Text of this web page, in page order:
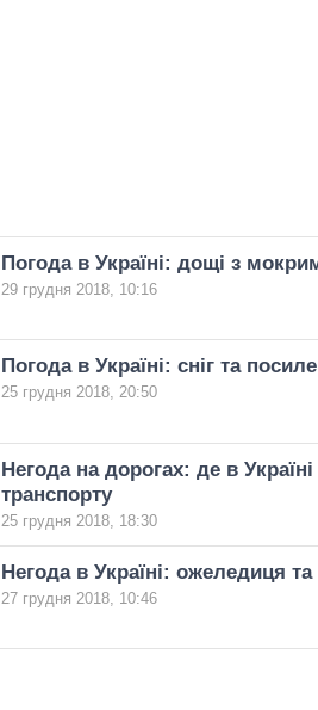
Погода в Україні: дощі з
29 грудня 2018, 10:16
Погода в Україні: сніг та
25 грудня 2018, 20:50
Негода на дорогах: де в
транспорту
25 грудня 2018, 18:30
Негода в Україні: ожеледиця
27 грудня 2018, 10:46